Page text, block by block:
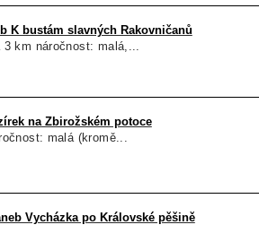
K bustám slavných Rakovničanů
km náročnost: malá,...
na Zbirožském potoce
malá (kromě...
Vycházka po Královské pěšině